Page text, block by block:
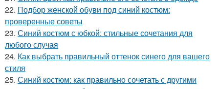
22. Подбор женской обуви под синий костюм:
проверенные советы
23. Синий костюм с юбкой: стильные сочетания для
любого случая
24. Как выбрать правильный оттенок синего для вашего
стиля
25. Синий костюм: как правильно сочетать с другими